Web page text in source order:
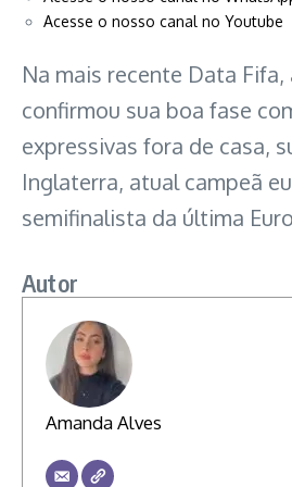
Acesse o nosso canal no Youtube
Na mais recente Data Fifa,
confirmou sua boa fase
expressivas fora de casa,
Inglaterra, atual campeã
semifinalista da última
Autor
Amanda Alves